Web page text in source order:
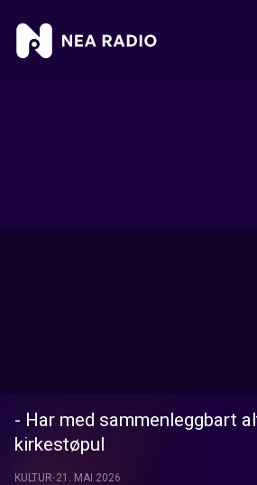
- Har med sammenleggbart
kirkestøpul
KULTUR 21. MAI 2026